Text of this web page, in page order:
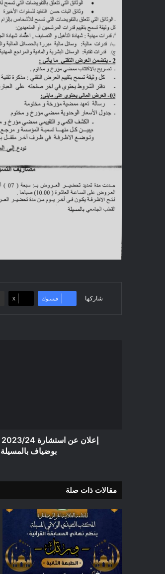
شاركها فيسبوك ‫X
بوضياف بالمسيلة
مقالات ذات صلة